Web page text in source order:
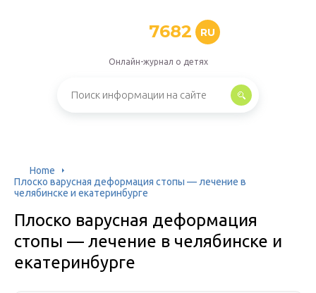
7682 RU
Онлайн-журнал о детях
Home
Плоско варусная деформация стопы — лечение в
челябинске и екатеринбурге
Плоско варусная деформация
стопы — лечение в челябинске и
екатеринбурге